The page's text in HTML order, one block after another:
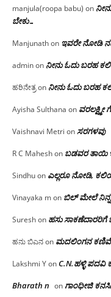
manjula(roopa babu) on
ಬೇಕು…
Manjunathon ಇವರೇ‌ ನೋಡಿ‌
adminon ನೀನು ಓದು ಬರಹ
ಹರಿನೇತ್ರon ನೀನು ಓದು ಬರಹ
Ayisha Sulthana on ವರಲಕ್ಷ್ಮೀ
Vaishnavi Metri onಸರಗಳವು
R C Maheshon ಬಡವರ ತಾಯಿ
Sindhuon ಎಲ್ಲರೂ ನೋಡಿ,
Vinayaka mon ಬಿಲ್ ಮೇಲೆ ನಿನ್ನ
Sureshon ಹಸು
ಹನು ಬಿಎನon ಮದಲಿಂಗನ
Lakshmi YonC.N.ಹಳ್ಳಿ ಪದವಿ
Bharath n onಗಾಂಧೀಜಿ